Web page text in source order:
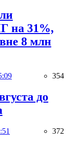
на 31%,
8 млн
354
до
372